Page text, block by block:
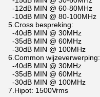
-12dB MIN @ 60-80MHz
-10dB MIN @ 80-100MHz
5.Cross bespreking:
-40dB MIN @ 30MHz
-35dB MIN @ 60MHz
-30dB MIN @ 100MHz
6.Common wijzeverwerping:
-40dB MIN @ 30MHz
-35dB MIN @ 60MHz
-30dB MIN @ 100MHz
7.Hipot: 1500Vrms